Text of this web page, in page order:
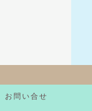
お問い合せ